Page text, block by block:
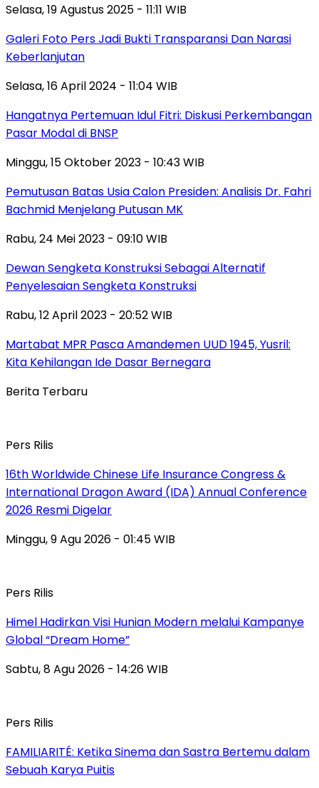
Selasa, 19 Agustus 2025 - 11:11 WIB
Galeri Foto Pers Jadi Bukti Transparansi Dan Narasi
Keberlanjutan
Selasa, 16 April 2024 - 11:04 WIB
Hangatnya Pertemuan Idul Fitri: Diskusi Perkembangan
Pasar Modal di BNSP
Minggu, 15 Oktober 2023 - 10:43 WIB
Pemutusan Batas Usia Calon Presiden: Analisis Dr. Fahri
Bachmid Menjelang Putusan MK
Rabu, 24 Mei 2023 - 09:10 WIB
Dewan Sengketa Konstruksi Sebagai Alternatif
Penyelesaian Sengketa Konstruksi
Rabu, 12 April 2023 - 20:52 WIB
Martabat MPR Pasca Amandemen UUD 1945, Yusril:
Kita Kehilangan Ide Dasar Bernegara
Berita Terbaru
Pers Rilis
16th Worldwide Chinese Life Insurance Congress &
International Dragon Award (IDA) Annual Conference
2026 Resmi Digelar
Minggu, 9 Agu 2026 - 01:45 WIB
Pers Rilis
Himel Hadirkan Visi Hunian Modern melalui Kampanye
Global “Dream Home”
Sabtu, 8 Agu 2026 - 14:26 WIB
Pers Rilis
FAMILIARITÉ: Ketika Sinema dan Sastra Bertemu dalam
Sebuah Karya Puitis